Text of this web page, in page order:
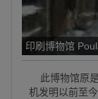
印刷博物馆
此博物馆原是
机发明以前至